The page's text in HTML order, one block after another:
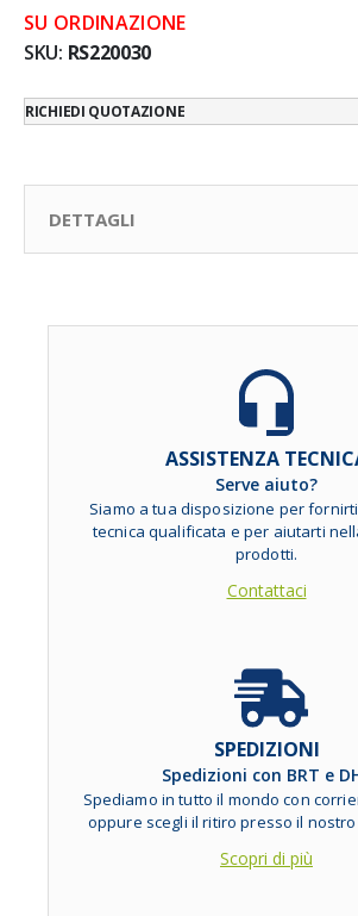
RICHIEDI QUOTAZIONE
SU ORDINAZIONE
SKU RS220030
DETTAGLI
ASSISTENZA
Serve aiuto?
Siamo a tua disposizione per
tecnica qualificata e per aiutarti
prodotti.
Contattaci
SPEDIZIONI
Spedizioni con BRT e
Spediamo in tutto il mondo con
oppure scegli il ritiro presso il
Scopri di più